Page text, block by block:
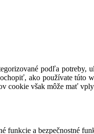
podľa potreby,
ako používate túto
cookie však môže mať
funkcie a bezpečnostné